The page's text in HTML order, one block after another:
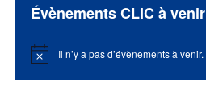
Évènements CLIC à venir
Notice Il n’y a pas d’évènements à venir.